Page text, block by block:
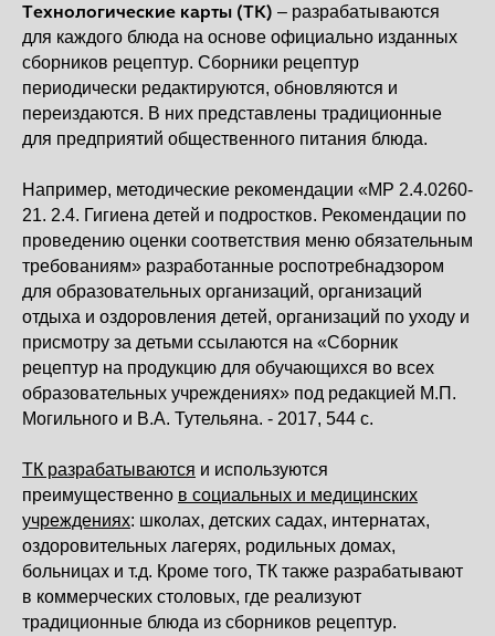
Технологические карты (ТК) – разрабатываются
для каждого блюда на основе официально изданных
сборников рецептур. Сборники рецептур
периодически редактируются, обновляются и
переиздаются. В них представлены традиционные
для предприятий общественного питания блюда.
Например, методические рекомендации «МР 2.4.0260-
21. 2.4. Гигиена детей и подростков. Рекомендации по
проведению оценки соответствия меню обязательным
требованиям» разработанные роспотребнадзором
для образовательных организаций, организаций
отдыха и оздоровления детей, организаций по уходу и
присмотру за детьми ссылаются на «Сборник
рецептур на продукцию для обучающихся во всех
образовательных учреждениях» под редакцией М.П.
Могильного и В.А. Тутельяна. - 2017, 544 с.
ТК разрабатываются и используются
преимущественно в социальных и медицинских
учреждениях: школах, детских садах, интернатах,
оздоровительных лагерях, родильных домах,
больницах и т.д. Кроме того, ТК также разрабатывают
в коммерческих столовых, где реализуют
традиционные блюда из сборников рецептур.